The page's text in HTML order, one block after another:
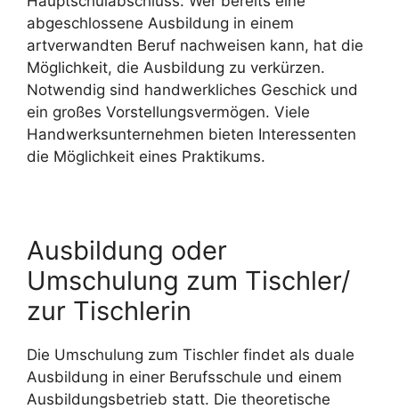
abgeschlossene Ausbildung in einem
artverwandten Beruf nachweisen kann, hat die
Möglichkeit, die Ausbildung zu verkürzen.
Notwendig sind handwerkliches Geschick und
ein großes Vorstellungsvermögen. Viele
Handwerksunternehmen bieten Interessenten
die Möglichkeit eines Praktikums.
Ausbildung oder
Umschulung zum Tischler/
zur Tischlerin
Die Umschulung zum Tischler findet als duale
Ausbildung in einer Berufsschule und einem
Ausbildungsbetrieb statt. Die theoretische